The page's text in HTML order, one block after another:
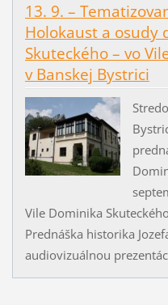
13. 9. –
Holokaust a osudy
Skuteckého – vo
v Banskej Bystrici
Vile Dominika
Prednáška historika
audiovizuálnou